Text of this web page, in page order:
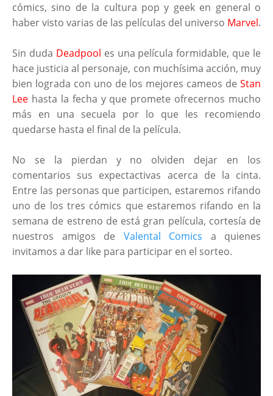
cómics, sino de la cultura pop y geek en general o
haber visto varias de las películas del universo Marvel.
Sin duda Deadpool es una película formidable, que le
hace justicia al personaje, con muchísima acción, muy
bien lograda con uno de los mejores cameos de Stan
Lee hasta la fecha y que promete ofrecernos mucho
más en una secuela por lo que les recomiendo
quedarse hasta el final de la película.
No se la pierdan y no olviden dejar en los
comentarios sus expectactivas acerca de la cinta.
Entre las personas que participen, estaremos rifando
uno de los tres cómics que estaremos rifando en la
semana de estreno de está gran película, cortesía de
nuestros amigos de Valental Comics a quienes
invitamos a dar like para participar en el sorteo.